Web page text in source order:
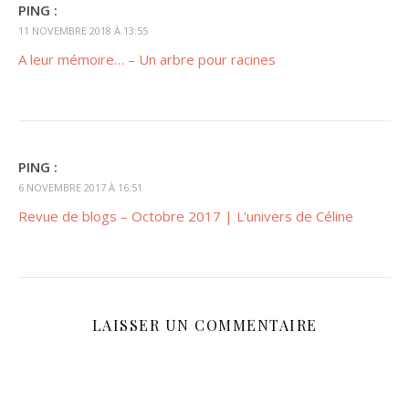
PING :
11 NOVEMBRE 2018 À 13:55
A leur mémoire… – Un arbre pour racines
PING :
6 NOVEMBRE 2017 À 16:51
Revue de blogs – Octobre 2017 | L'univers de Céline
LAISSER UN COMMENTAIRE